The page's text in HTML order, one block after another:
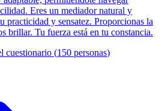
Eres un mediador natural y
practicidad y sensatez. Proporcionas la
brillar. Tu fuerza está en tu constancia.
cuestionario (150 personas)